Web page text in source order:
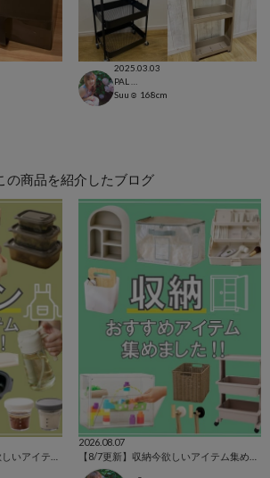
2025.03.03
Suu☺︎ 168cm
の商品を紹介したブログ
2026.08.07